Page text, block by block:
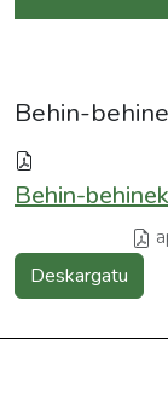
Behin-
Behin-
Deskargatu